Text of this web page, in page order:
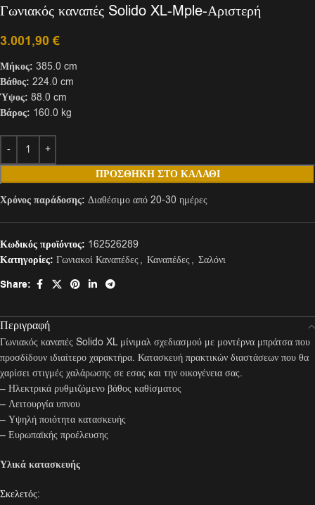
Γωνιακός καναπές Solido XL-Mple-Αριστερή
3.001,90€
Μήκος: 385.0 cm
Βάθος: 224.0 cm
Ύψος: 88.0 cm
Βάρος: 160.0 kg
ΠΡΟΣΘΉΚΗ ΣΤΟ ΚΑΛΆΘΙ
Χρόνος παράδοσης: Διαθέσιμο από 20-30 ημέρες
Κωδικός προϊόντος: 162526289
Κατηγορίες: Γωνιακοί Καναπέδες , Καναπέδες , Σαλόνι
Share:
Περιγραφή
Γωνιακός καναπές Solido XL μίνιμαλ σχεδιασμού με μοντέρνα μπράτσα που
προσδίδουν ιδιαίτερο χαρακτήρα. Κατασκευή πρακτικών διαστάσεων που θα
χαρίσει στιγμές χαλάρωσης σε εσας και την οικογένεια σας.
– Ηλεκτρικά ρυθμιζόμενο βάθος καθίσματος
– Λειτουργία υπνου
– Υψηλή ποιότητα κατασκευής
– Ευρωπαϊκής προέλευσης
Υλικά κατασκευής
Σκελετός: